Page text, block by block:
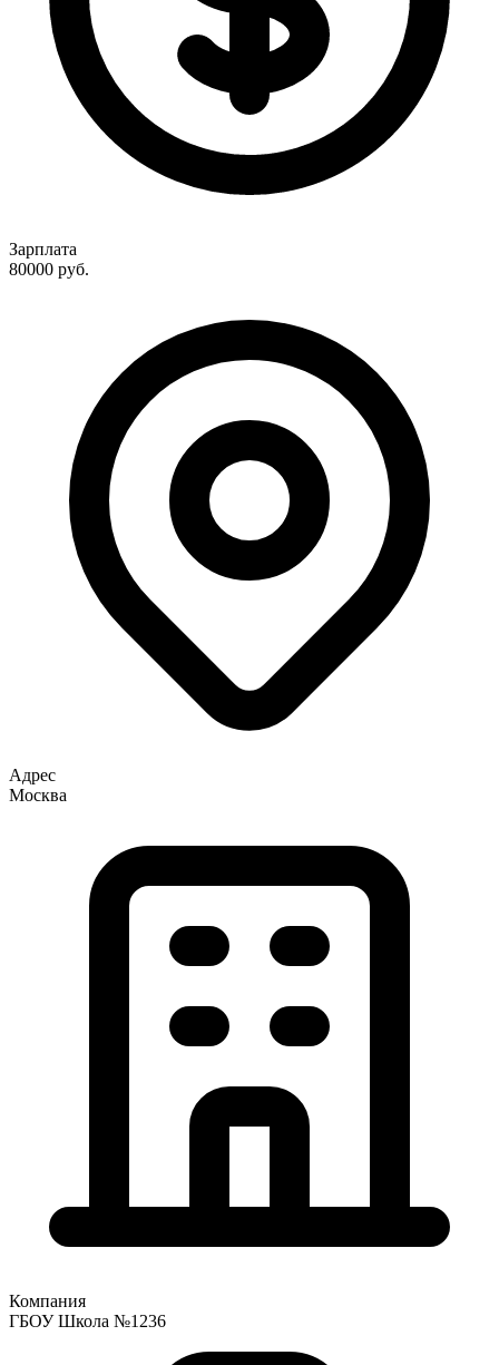
Зарплата
80000 руб.
Адрес
Москва
Компания
ГБОУ Школа №1236